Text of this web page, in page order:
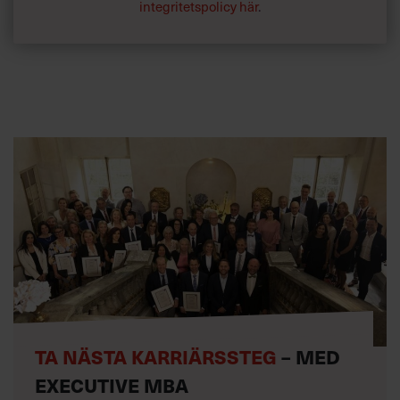
När Chef frågar sina läsare vilka som är de viktigaste
integritetspolicy här.
TA NÄSTA KARRIÄRSSTEG – MED
EXECUTIVE MBA